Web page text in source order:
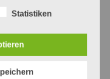
Statistiken